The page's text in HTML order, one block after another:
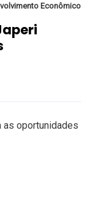
Econômico
as oportunidades